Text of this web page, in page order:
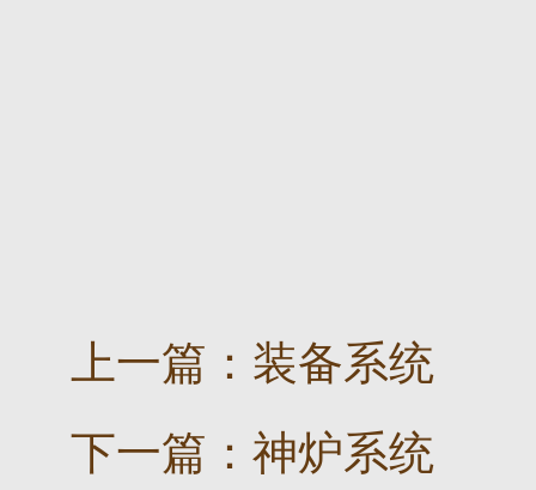
上一篇： 装备系统
下一篇： 神炉系统